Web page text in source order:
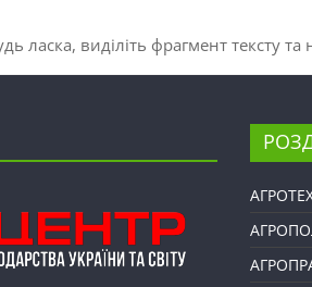
виділіть фрагмент тексту та